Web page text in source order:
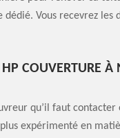
Vous recevrez les
COUVERTURE À
qu’il faut contacter
expérimenté en